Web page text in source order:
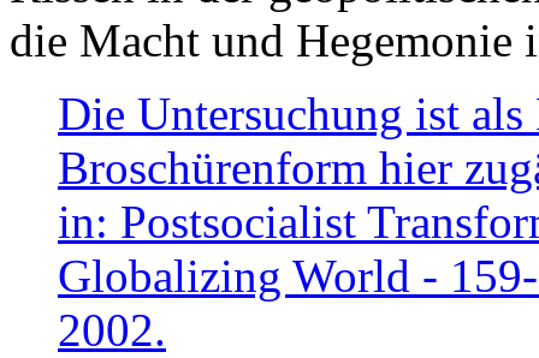
die Macht und Hegemonie
Die Untersuchung ist
Broschürenform hier
in: Postsocialist
Globalizing World -
2002.